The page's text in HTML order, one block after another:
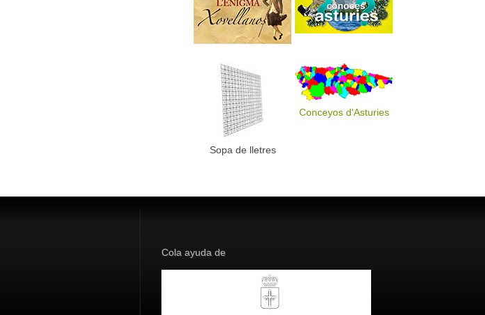
Sopa de lletres
Conceyos d'Asturies
Cola ayuda de